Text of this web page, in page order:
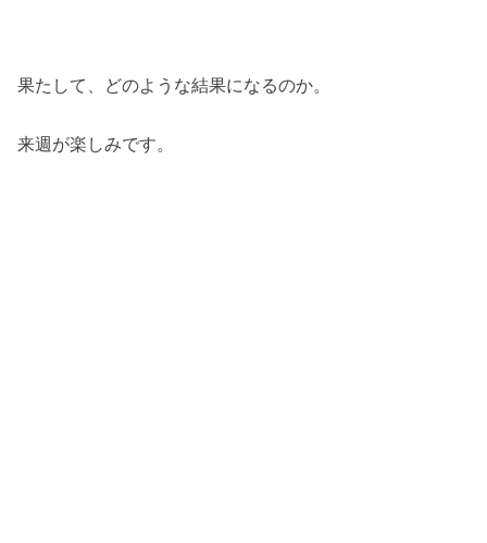
果たして、どのような結果になるのか。
来週が楽しみです。